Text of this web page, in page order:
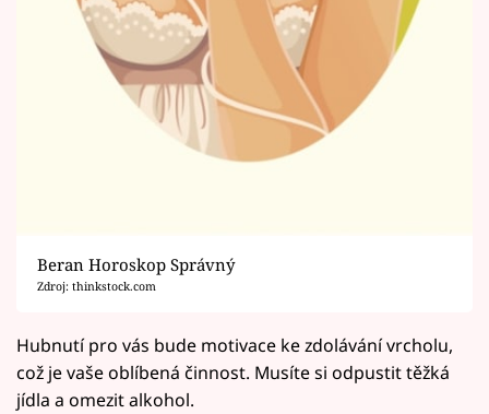
Beran Horoskop Správný
Zdroj: thinkstock.com
Hubnutí pro vás bude motivace ke zdolávání vrcholu,
což je vaše oblíbená činnost. Musíte si odpustit těžká
jídla a omezit alkohol.